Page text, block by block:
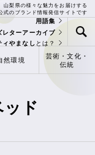
山梨県の様々な魅力をお届けする
式のブランド情報発信サイトです
用語集
レターアーカイブ
ィやまなし とは？
然環境
芸術・文化・
伝統
ド